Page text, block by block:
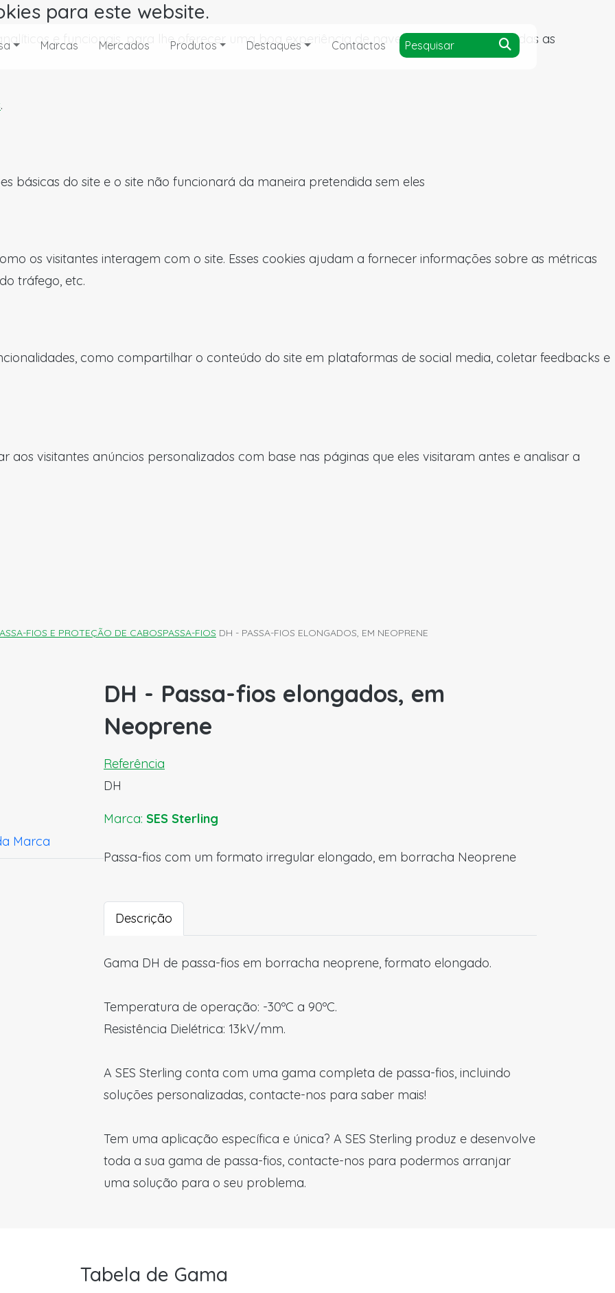
para este website.
e funcionais, para lhe oferecer uma boa experiência de navegação e acesso a todas as
.
básicas do site e o site não funcionará da maneira pretendida sem eles
os visitantes interagem com o site. Esses cookies ajudam a fornecer informações sobre as métricas
tráfego, etc.
como compartilhar o conteúdo do site em plataformas de social media, coletar feedbacks e
aos visitantes anúncios personalizados com base nas páginas que eles visitaram antes e analisar a
Marcas Mercados Produtos Destaques Contactos
FIOS E PROTEÇÃO DE CABOSPASSA-FIOS DH - PASSA-FIOS ELONGADOS, EM NEOPRENE
Marca
DH - Passa-fios elongados, em
Neoprene
Referência
DH
Marca: SES Sterling
Passa-fios com um formato irregular elongado, em borracha Neoprene
Descrição
Gama DH de passa-fios em borracha neoprene, formato elongado.
Temperatura de operação: -30ºC a 90ºC.
Resistência Dielétrica: 13kV/mm.
A SES Sterling conta com uma gama completa de passa-fios, incluindo
soluções personalizadas, contacte-nos para saber mais!
Tem uma aplicação específica e única? A SES Sterling produz e desenvolve
toda a sua gama de passa-fios, contacte-nos para podermos arranjar
uma solução para o seu problema.
Tabela de Gama